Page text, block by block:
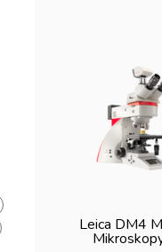
Leica DM4